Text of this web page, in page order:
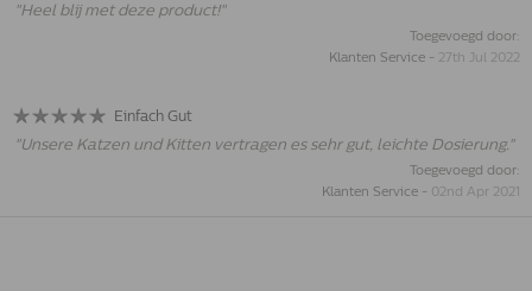
"Heel blij met deze product!"
Toegevoegd door:
Klanten Service - 27th Jul 2022
Einfach Gut
"Unsere Katzen und Kitten vertragen es sehr gut, leichte Dosierung."
Toegevoegd door:
Klanten Service - 02nd Apr 2021